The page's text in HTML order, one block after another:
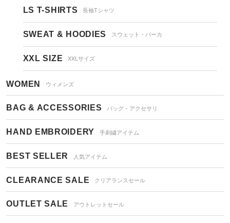
LS T-SHIRTS 長袖Tシャツ
SWEAT & HOODIES スウェット・パーカ
XXL SIZE XXLサイズ
WOMEN ウィメンズ
BAG & ACCESSORIES バッグ・アクセサリ
HAND EMBROIDERY 手刺繍アイテム
BEST SELLER 人気アイテム
CLEARANCE SALE クリアランスセール
OUTLET SALE アウトレットセール